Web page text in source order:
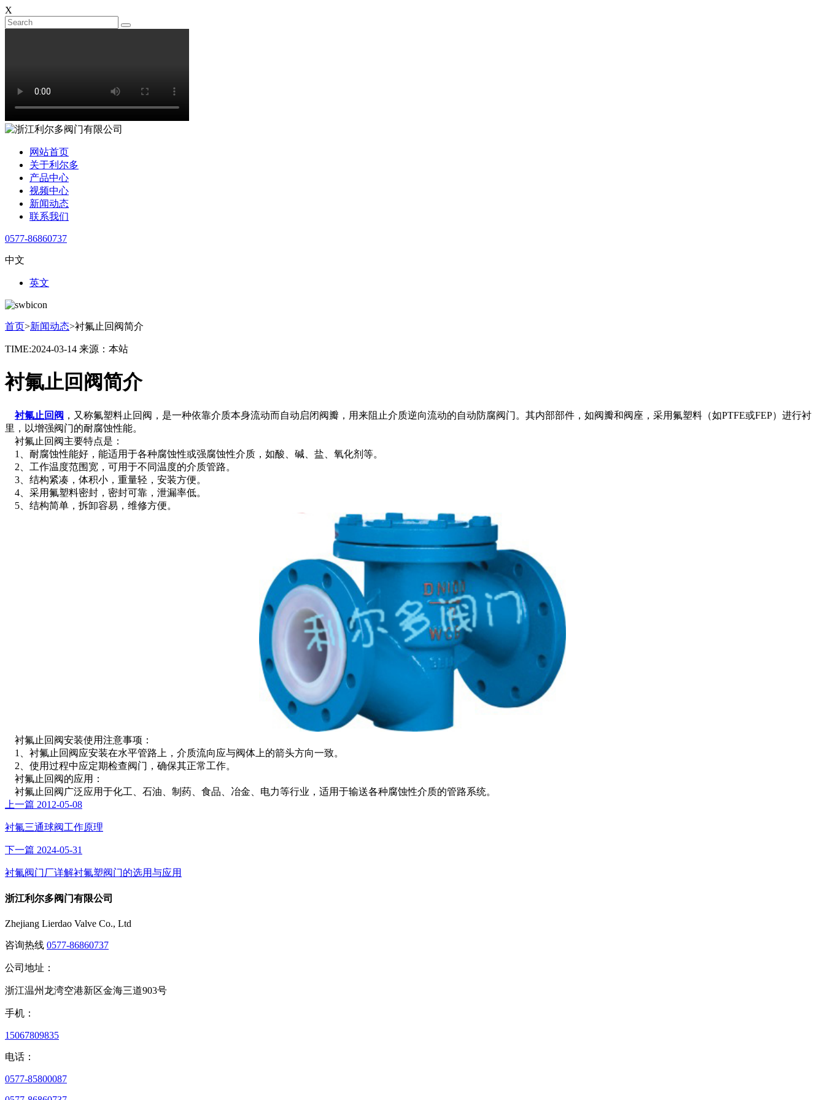
X
网站首页
关于利尔多
产品中心
视频中心
新闻动态
联系我们
0577-86860737
中文
英文
首页>新闻动态>衬氟止回阀简介
TIME:2024-03-14 来源：本站
衬氟止回阀简介
衬氟止回阀 ，又称氟塑料止回阀，是一种依靠介质本身流动而自动启闭阀瓣，用来阻止介质逆向流动的自动防腐阀门。其内部部件，如阀瓣和阀座，采用氟塑料（如PTFE或FEP）进行衬
里，以增强阀门的耐腐蚀性能。
衬氟止回阀主要特点是：
1、耐腐蚀性能好，能适用于各种腐蚀性或强腐蚀性介质，如酸、碱、盐、氧化剂等。
2、工作温度范围宽，可用于不同温度的介质管路。
3、结构紧凑，体积小，重量轻，安装方便。
4、采用氟塑料密封，密封可靠，泄漏率低。
5、结构简单，拆卸容易，维修方便。
衬氟止回阀安装使用注意事项：
1、衬氟止回阀应安装在水平管路上，介质流向应与阀体上的箭头方向一致。
2、使用过程中应定期检查阀门，确保其正常工作。
衬氟止回阀的应用：
衬氟止回阀广泛应用于化工、石油、制药、食品、冶金、电力等行业，适用于输送各种腐蚀性介质的管路系统。
上一篇 2012-05-08
衬氟三通球阀工作原理
下一篇 2024-05-31
衬氟阀门厂详解衬氟塑阀门的选用与应用
浙江利尔多阀门有限公司
Zhejiang Lierdao Valve Co., Ltd
咨询热线 0577-86860737
公司地址：
浙江温州龙湾空港新区金海三道903号
手机：
15067809835
电话：
0577-85800087